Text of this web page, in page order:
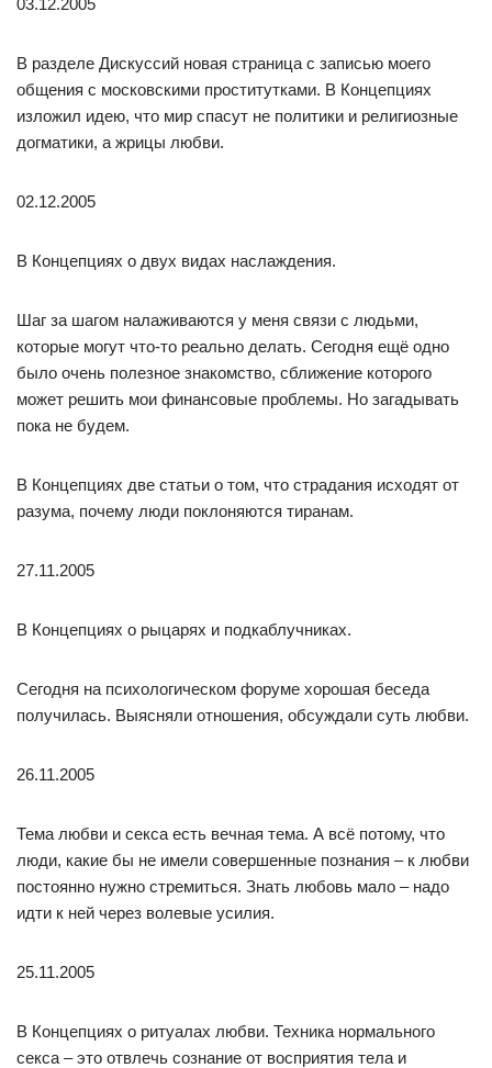
В разделе Дискуссий новая страница с записью моего
общения с московскими проститутками. В Концепциях
изложил идею, что мир спасут не политики и религиозные
догматики, а жрицы любви.
02.12.2005
В Концепциях о двух видах наслаждения.
Шаг за шагом налаживаются у меня связи с людьми,
которые могут что-то реально делать. Сегодня ещё одно
было очень полезное знакомство, сближение которого
может решить мои финансовые проблемы. Но загадывать
пока не будем.
В Концепциях две статьи о том, что страдания исходят от
разума, почему люди поклоняются тиранам.
27.11.2005
В Концепциях о рыцарях и подкаблучниках.
Сегодня на психологическом форуме хорошая беседа
получилась. Выясняли отношения, обсуждали суть любви.
26.11.2005
Тема любви и секса есть вечная тема. А всё потому, что
люди, какие бы не имели совершенные познания – к любви
постоянно нужно стремиться. Знать любовь мало – надо
идти к ней через волевые усилия.
25.11.2005
В Концепциях о ритуалах любви. Техника нормального
секса – это отвлечь сознание от восприятия тела и